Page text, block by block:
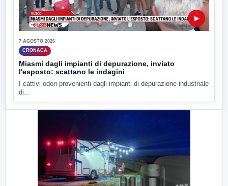
▶
7 AGOSTO 2026
CRONACA
Miasmi dagli impianti di depurazione, inviato
l'esposto: scattano le indagini
I cattivi odori provenienti dagli impianti di depurazione industriale
di...